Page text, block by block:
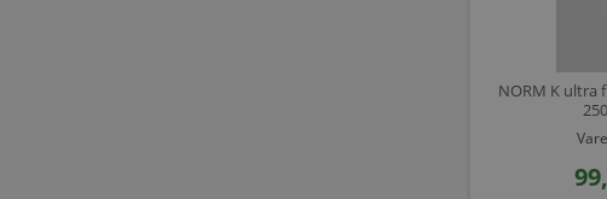
NORM K ultra